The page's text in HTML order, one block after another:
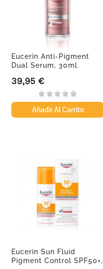
Eucerin Anti-Pigment
Dual Serum, 30ml.
Precio
39,95 €
Añadir Al Carrito
Eucerin Sun Fluid
Pigment Control SPF50+,